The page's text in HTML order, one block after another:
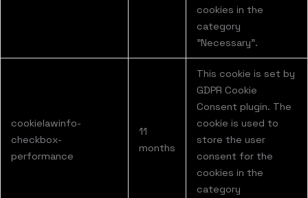
cookies in the
category
"Necessary".
cookielawinfo-
checkbox-
performance
11
months
This cookie is set by
GDPR Cookie
Consent plugin. The
cookie is used to
store the user
consent for the
cookies in the
category